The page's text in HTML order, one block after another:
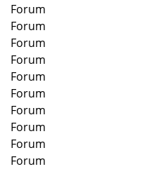
Forum
Forum
Forum
Forum
Forum
Forum
Forum
Forum
Forum
Forum